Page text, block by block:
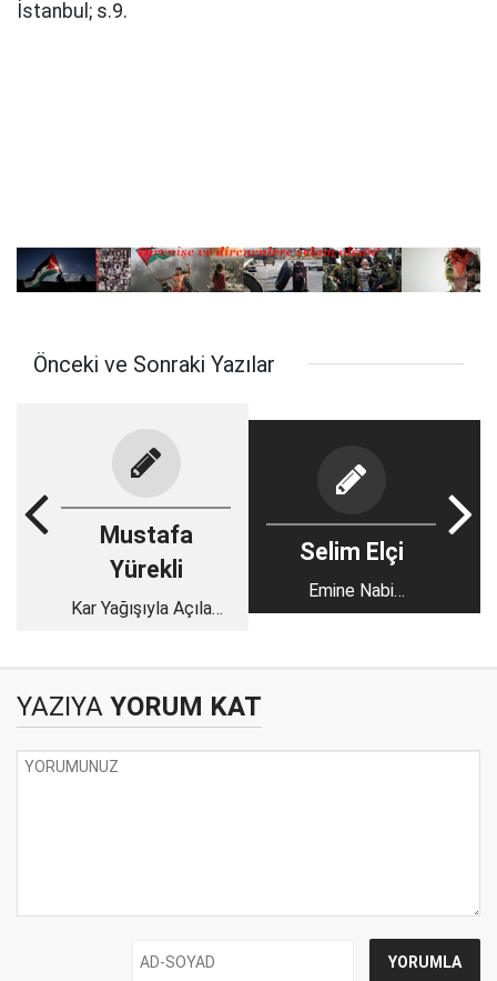
İstanbul; s.9.
Önceki ve Sonraki Yazılar
Mustafa
Yürekli
Kar Yağışıyla Açılan
Selim Elçi
Emine Nabi
Menemencioğlu
YAZIYA YORUM KAT